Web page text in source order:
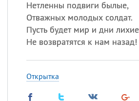
Нетленны подвиги былые,
Отважных молодых солдат.
Пусть будет мир и дни лихие
Не возвратятся к нам назад!
Открытка